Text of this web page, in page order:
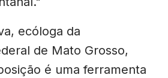
ecóloga da
de Mato Grosso,
é uma ferramenta